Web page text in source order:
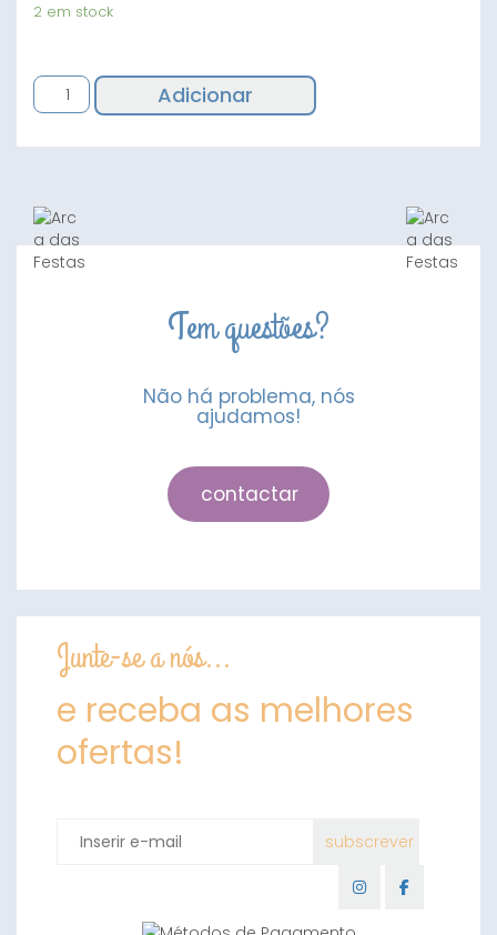
2 em stock
Quantidade
de
Rena
Adicionar
Tem questões?
Não há problema, nós
ajudamos!
contactar
Junte-se a nós...
e receba as melhores
ofertas!